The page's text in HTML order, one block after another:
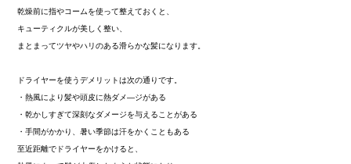
乾燥前に指やコームを使って整えておくと、
キューティクルが美しく整い、
まとまってツヤやハリのある滑らかな髪になります。
ドライヤーを使うデメリットは次の通りです。
・熱風により髪や頭皮に熱ダメ―ジがある
・乾かしすぎて深刻なダメージを与えることがある
・手間がかかり、暑い季節は汗をかくこともある
至近距離でドライヤーをかけると、